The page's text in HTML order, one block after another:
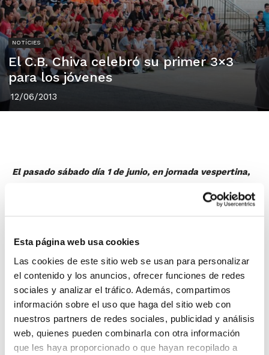
Esta página web usa cookies
Las cookies de este sitio web se usan para personalizar
el contenido y los anuncios, ofrecer funciones de redes
sociales y analizar el tráfico. Además, compartimos
información sobre el uso que haga del sitio web con
nuestros partners de redes sociales, publicidad y análisis
web, quienes pueden combinarla con otra información
que les haya proporcionado o que hayan recopilado a
NOTÍCIES
El C.B. Chiva celebró su primer 3×3
para los jóvenes
12/06/2013
El pasado sábado día 1 de junio, en jornada vespertina,
categorías de formación organizado por el C.B. Chiva en
Pre-Benjamín (6-7 años) hasta Cadete (14-15 años) y
estuvieron representadas muchas localidades de la
provincia de Valencia. Jugadores de Utiel, Requena,
Turís, Cheste, Riba-Roja, Alaquàs, incluso del colegio
Maristas de Valencia, disfrutaron de 4 horas de
baloncesto 3×3 y diferentes concursos, como
competición de tiros libres, triples y de Four Shoot.